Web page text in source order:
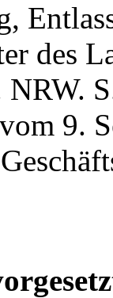
des
NRW.
9.